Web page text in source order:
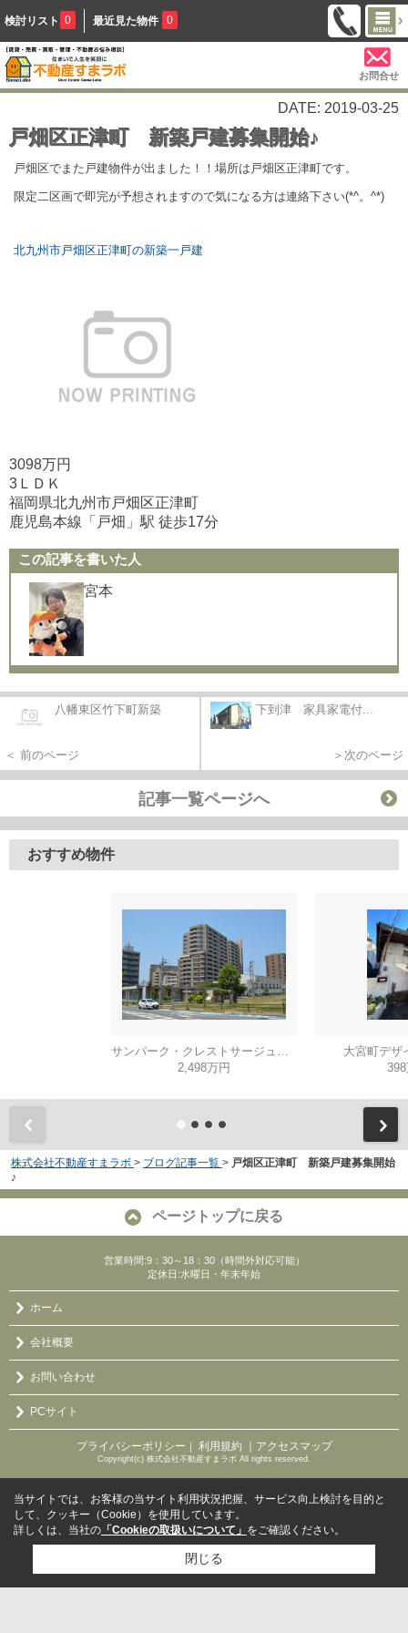
検討リスト 0 最近見た物件 0
お問合せ
DATE: 2019-03-25
戸畑区正津町 新築戸建募集開始♪
戸畑区でまた戸建物件が出ました！！場所は戸畑区正津町です。
限定二区画で即完が予想されますので気になる方は連絡下さい(*^。^*)
北九州市戸畑区正津町の新築一戸建
3098万円
3ＬＤＫ
福岡県北九州市戸畑区正津町
鹿児島本線「戸畑」駅 徒歩17分
この記事を書いた人
宮本
八幡東区竹下町新築
＜ 前のページ
下到津 家具家電付...
＞次のページ
記事一覧ページへ
おすすめ物件
2,498万円
大宮町デザ
株式会社不動産すまラボ > ブログ記事一覧 > 戸畑区正津町 新築戸建募集開始
♪
ページトップに戻る
営業時間:9：30～18：30（時間外対応可能）
定休日:水曜日・年末年始
ホーム
会社概要
お問い合わせ
PCサイト
プライバシーポリシー ｜ 利用規約 ｜アクセスマップ
Copyright(c) 株式会社不動産すまラボ All rights reserved.
当サイトでは、お客様の当サイト利用状況把握、サービス向上検討を目的と
して、クッキー（Cookie）を使用しています。
詳しくは、当社の 「Cookieの取扱いについて」 をご確認ください。
閉じる